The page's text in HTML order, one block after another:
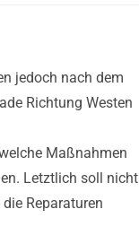
jedoch nach dem
Richtung Westen
Maßnahmen
Letztlich soll nicht
Reparaturen